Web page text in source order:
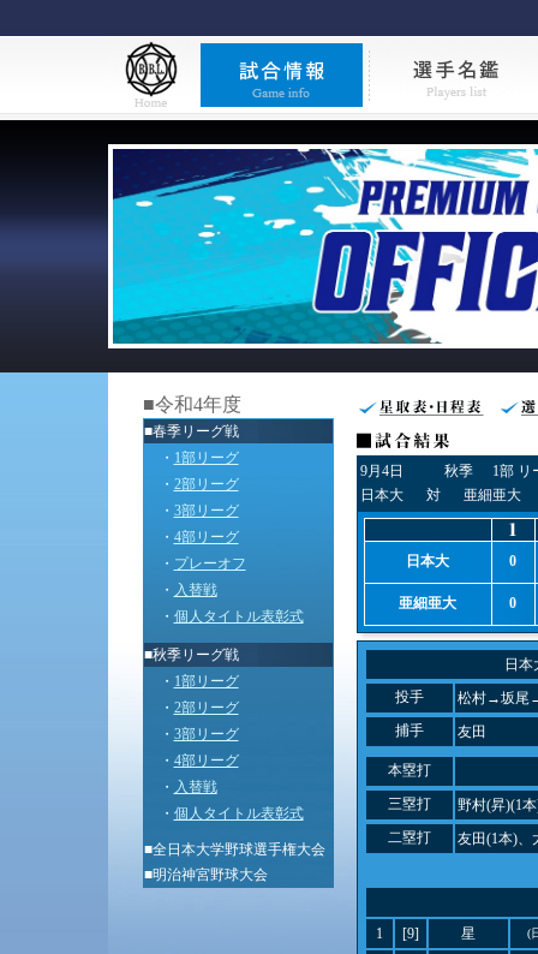
■令和4年度
■春季リーグ戦
・ 1部リーグ
・ 2部リーグ
・ 3部リーグ
・ 4部リーグ
・ プレーオフ
・ 入替戦
・ 個人タイトル表彰式
■秋季リーグ戦
・ 1部リーグ
・ 2部リーグ
・ 3部リーグ
・ 4部リーグ
・ 入替戦
・ 個人タイトル表彰式
■全日本大学野球選手権大会
■明治神宮野球大会
9月4日 秋季
1部 リ
日本大
対 亜細亜大
日本大 0
亜細亜大 0
日本
投手
松村→坂尾
捕手
友田
本塁打
三塁打
野村(昇)(1
二塁打
友田(1本)、
1 [9] 星 (